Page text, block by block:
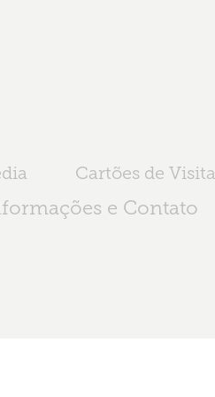
Cartões de Visita
e Contato